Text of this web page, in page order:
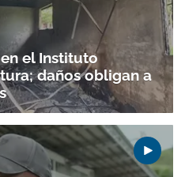
el Instituto
daños obligan a